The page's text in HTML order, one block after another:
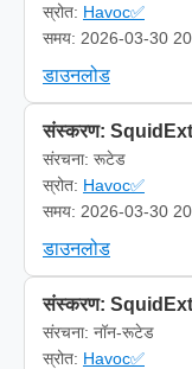
स्रोत: Havoc✅
समय: 2026-03-30
डाउनलोड
संस्करण:
संरचना: रूटेड
स्रोत: Havoc✅
समय: 2026-03-30
डाउनलोड
संस्करण:
संरचना: नॉन-रूटेड
स्रोत: Havoc✅